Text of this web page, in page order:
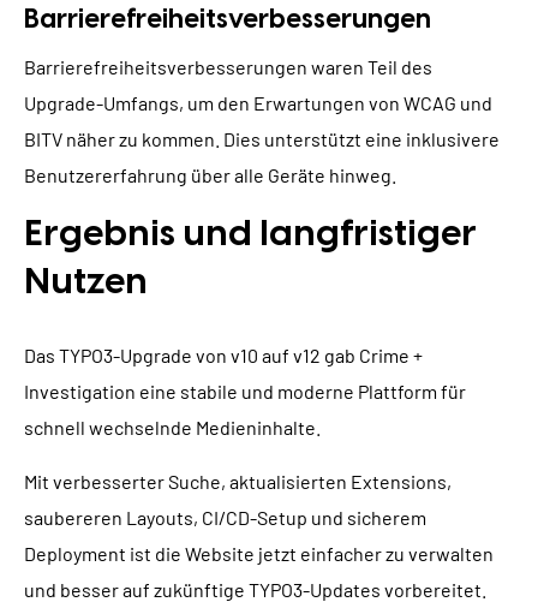
Barrierefreiheitsverbesserungen
Barrierefreiheitsverbesserungen waren Teil des
Upgrade-Umfangs, um den Erwartungen von WCAG und
BITV näher zu kommen. Dies unterstützt eine inklusivere
Benutzererfahrung über alle Geräte hinweg.
Ergebnis und langfristiger
Nutzen
Das TYPO3-Upgrade von v10 auf v12 gab Crime +
Investigation eine stabile und moderne Plattform für
schnell wechselnde Medieninhalte.
Mit verbesserter Suche, aktualisierten Extensions,
saubereren Layouts, CI/CD-Setup und sicherem
Deployment ist die Website jetzt einfacher zu verwalten
und besser auf zukünftige TYPO3-Updates vorbereitet.